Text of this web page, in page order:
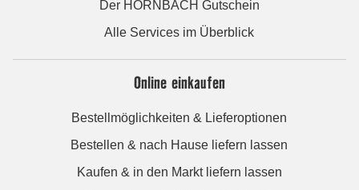
Der HORNBACH Gutschein
Alle Services im Überblick
Online einkaufen
Bestellmöglichkeiten & Lieferoptionen
Bestellen & nach Hause liefern lassen
Kaufen & in den Markt liefern lassen